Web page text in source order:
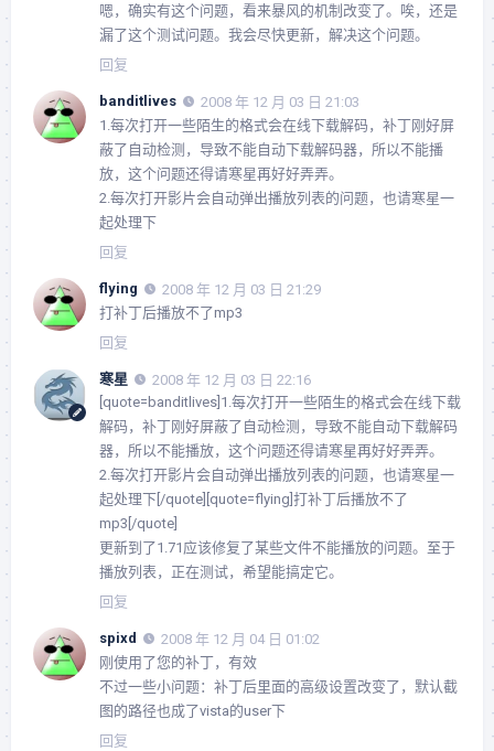
嗯，确实有这个问题，看来暴风的机制改变了。唉，还是
漏了这个测试问题。我会尽快更新，解决这个问题。
回复
banditlives
2008 年 12 月 03 日 21:03
1.每次打开一些陌生的格式会在线下载解码，补丁刚好屏
蔽了自动检测，导致不能自动下载解码器，所以不能播
放，这个问题还得请寒星再好好弄弄。
2.每次打开影片会自动弹出播放列表的问题，也请寒星一
起处理下
回复
flying
2008 年 12 月 03 日 21:29
打补丁后播放不了mp3
回复
寒星
2008 年 12 月 03 日 22:16
[quote=banditlives]1.每次打开一些陌生的格式会在线下载
解码，补丁刚好屏蔽了自动检测，导致不能自动下载解码
器，所以不能播放，这个问题还得请寒星再好好弄弄。
2.每次打开影片会自动弹出播放列表的问题，也请寒星一
起处理下[/quote][quote=flying]打补丁后播放不了
mp3[/quote]
更新到了1.71应该修复了某些文件不能播放的问题。至于
播放列表，正在测试，希望能搞定它。
回复
spixd
2008 年 12 月 04 日 01:02
刚使用了您的补丁，有效
不过一些小问题：补丁后里面的高级设置改变了，默认截
图的路径也成了vista的user下
回复